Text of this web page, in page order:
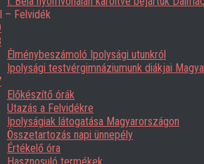
– Felvidék
Élménybeszámoló Ipolysági utunkról
Ipolysági testvérgimnáziumunk diákjai
Előkészítő órák
Utazás a Felvidékre
Ipolyságiak látogatása Magyarországon
Összetartozás napi ünnepély
Értékelő óra